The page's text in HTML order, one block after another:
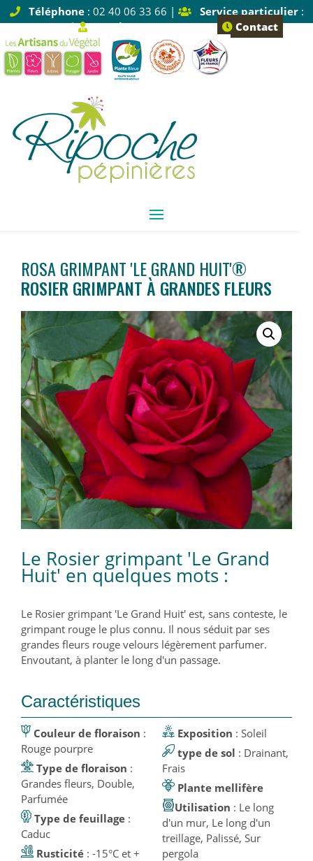
Téléphone: 02 40 06 33 66 | Service particulier:
Tapez 1 |
Service pro: Tapez 2 Contact
ROSA GRIMPANT 'LE GRAND HUIT'®
ROSIER GRIMPANT À GRANDES FLEURS
Le Rosier grimpant 'Le Grand
Huit' en quelques mots :
Le Rosier grimpant 'Le Grand Huit' est, sans conteste, le
grimpant rouge le plus connu. Il nous séduit par ses
grandes fleurs rouge velours légèrement parfumer.
Envoutant, à planter le long d'un passage.
Caractéristiques
Couleur de floraison :
Rouge pourpre
Type de floraison :
Grandes fleurs, Double,
Parfumée
Type de feuillage :
Caduc
Rusticité : -15°C et +
Exposition
: Soleil
type de sol : Drainant,
Frais
Plante mellifère
Utilisation : Le long
d'un mur, Le long d'un
treillage, Palissé, Sur
pergola